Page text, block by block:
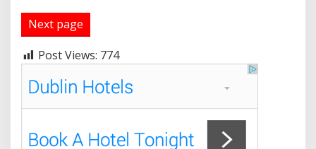
Next page
Post Views: 774